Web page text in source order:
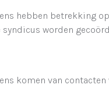
hebben betrekking
worden
komen van